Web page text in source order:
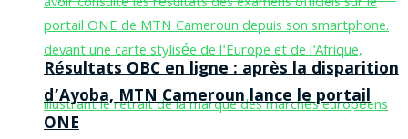
Résultats OBC en ligne : après la disparition
d’Ayoba, MTN Cameroun lance le portail
ONE